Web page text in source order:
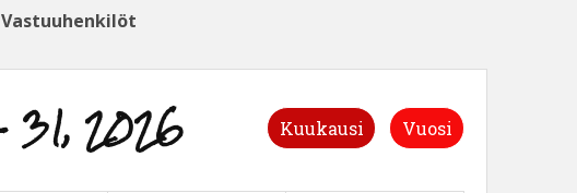
Vastuuhenkilöt